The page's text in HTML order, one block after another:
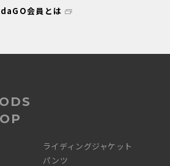
会員とは
ライディングジャケット
パンツ